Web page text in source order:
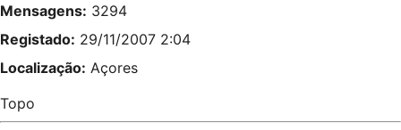
Mensagens: 3294
Registado: 29/11/2007 2:04
Localização: Açores
Topo